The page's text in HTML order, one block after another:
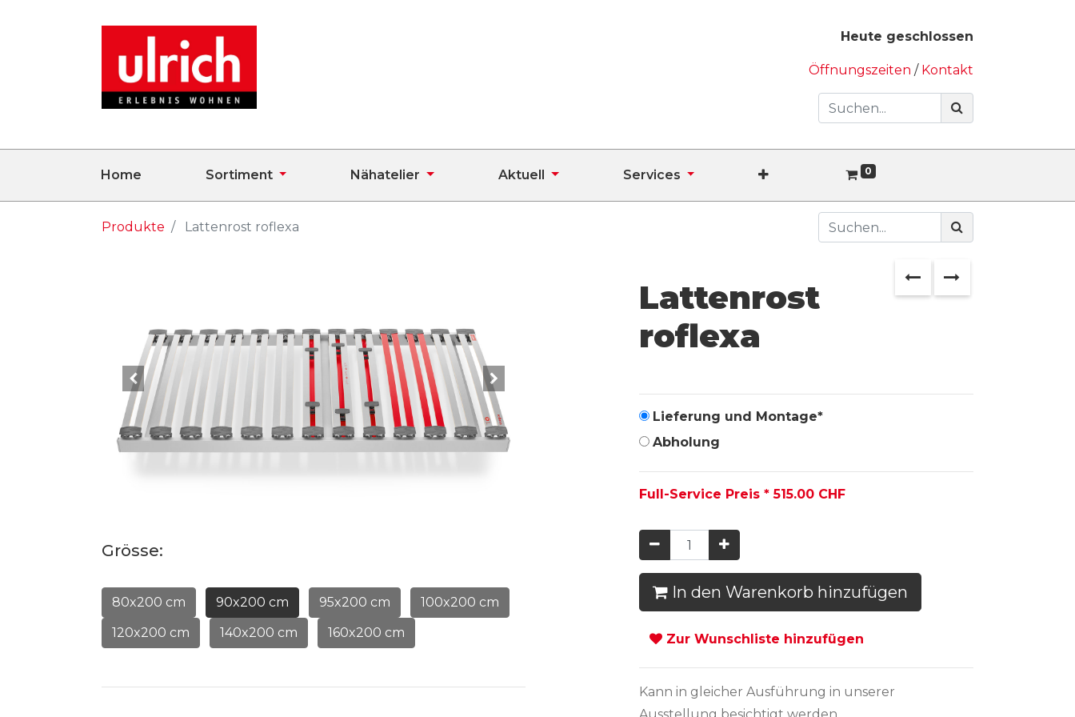
Heute geschlossen
Öffnungszeiten / Kontakt
Home Sortiment Nähatelier Aktuell Services 0
Produkte Lattenrost roflexa
Grösse:
80x200 cm 90x200 cm 95x200 cm
100x200 cm
120x200 cm
140x200 cm 160x200 cm
Lattenrost
roflexa
Lieferung und Montage*
Abholung
Full-Service Preis *515.00 CHF
In den Warenkorb hinzufügen
Zur Wunschliste hinzufügen
Kann in gleicher Ausführung in unserer